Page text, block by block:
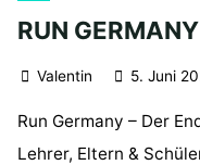
RUN GERMANY
Valentin 5. Juni
Run Germany – Der
Lehrer, Eltern &